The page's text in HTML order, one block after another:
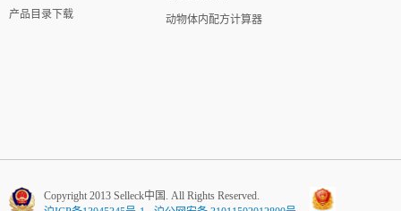
产品目录下载
动物体内配方计算器
Copyright 2013 Selleck中国. All Rights Reserved.